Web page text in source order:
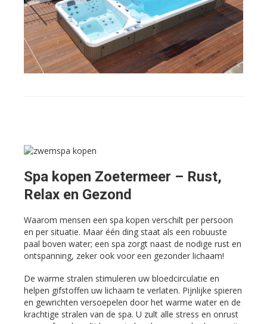
Spa kopen Zoetermeer – Rust,
Relax en Gezond
Waarom mensen een spa kopen verschilt per persoon
en per situatie. Maar één ding staat als een robuuste
paal boven water; een spa zorgt naast de nodige rust en
ontspanning, zeker ook voor een gezonder lichaam!
De warme stralen stimuleren uw bloedcirculatie en
helpen gifstoffen uw lichaam te verlaten. Pijnlijke spieren
en gewrichten versoepelen door het warme water en de
krachtige stralen van de spa. U zult alle stress en onrust